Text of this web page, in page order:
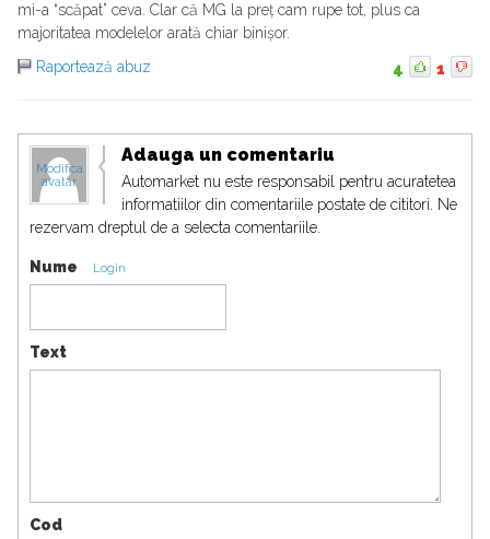
mi-a “scăpat” ceva. Clar că MG la preț cam rupe tot, plus ca
majoritatea modelelor arată chiar binișor.
Raportează abuz
4 1
Modifica
avatar
Adauga un comentariu
Automarket nu este responsabil pentru acuratetea
informatiilor din comentariile postate de cititori. Ne
rezervam dreptul de a selecta comentariile.
Nume Login
Text
Cod